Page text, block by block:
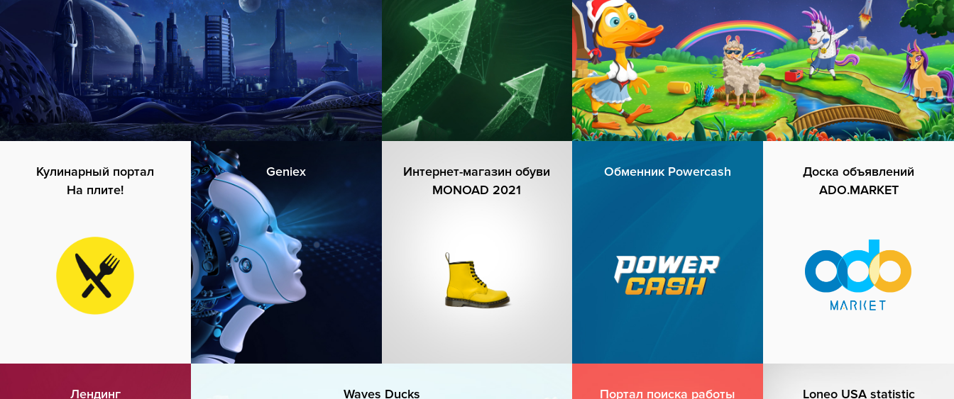
Кулинарный портал
На плите!
Geniex
Интернет-магазин обуви
MONOAD 2021
Обменник Powercash
Доска объявлений
ADO.MARKET
Лендинг Waves Ducks Портал поиска работы Loneo USA statistic